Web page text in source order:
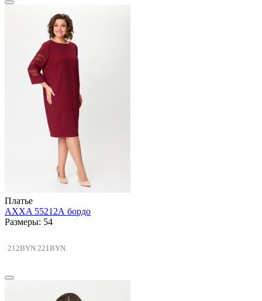
Платье
AXXA 55212А бордо
Размеры: 54
212BYN 221BYN